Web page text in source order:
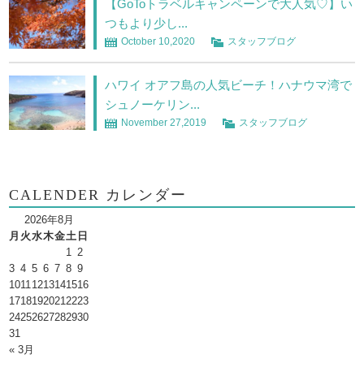
【GoToトラベルキャンペーンで大人気♡】い
つもより少し...
October 10,2020 スタッフブログ
ハワイ オアフ島の人気ビーチ！ハナウマ湾で
シュノーケリン...
November 27,2019 スタッフブログ
CALENDER カレンダー
2026年8月
月 火水木金土 日
1
2
3 4 5 6 7 8 9
1011 1213141516
1718192021 2223
24252627282930
31
« 3月